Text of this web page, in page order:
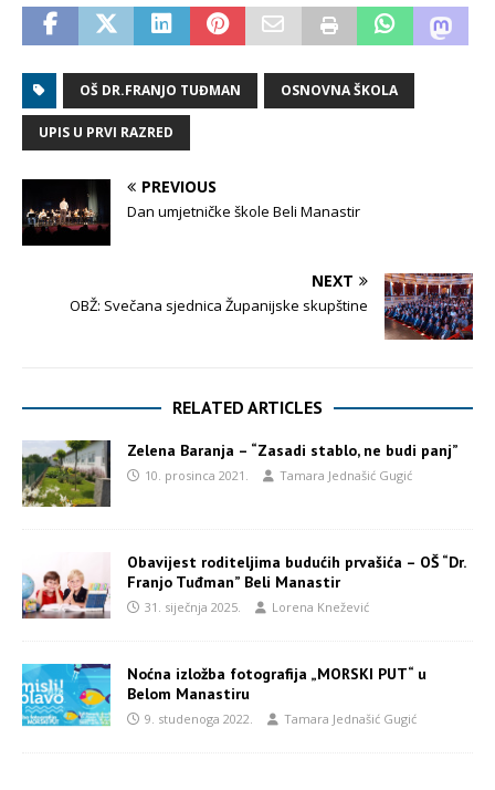
OŠ DR.FRANJO TUĐMAN OSNOVNA ŠKOLA
UPIS U PRVI RAZRED
PREVIOUS
Dan umjetničke škole Beli Manastir
NEXT
OBŽ: Svečana sjednica Županijske skupštine
RELATED ARTICLES
Zelena Baranja – “Zasadi stablo, ne budi panj”
10. prosinca 2021. Tamara Jednašić Gugić
Obavijest roditeljima budućih prvašića – OŠ “Dr.
Franjo Tuđman” Beli Manastir
31. siječnja 2025. Lorena Knežević
Noćna izložba fotografija „MORSKI PUT“ u
Belom Manastiru
9. studenoga 2022. Tamara Jednašić Gugić